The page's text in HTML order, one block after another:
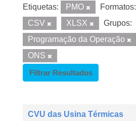
Etiquetas: PMO Formatos:
CSV
XLSX
Grupos:
Programação da Operação
ONS
Filtrar Resultados
CVU das Usina Térmicas